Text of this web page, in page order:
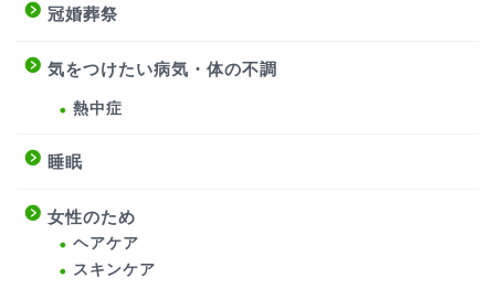
冠婚葬祭
気をつけたい病気・体の不調
熱中症
睡眠
女性のため
ヘアケア
スキンケア